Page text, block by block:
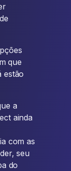
que
estão
a
ainda
com as
seu
do